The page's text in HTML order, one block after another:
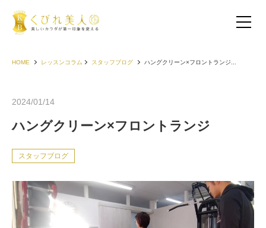
お客様の声（30代以下）
HOME レッスンコラム スタッフブログ ハングクリーン×フロントランジ...
2024/01/14
ハングクリーン×フロントランジ
スタッフブログ